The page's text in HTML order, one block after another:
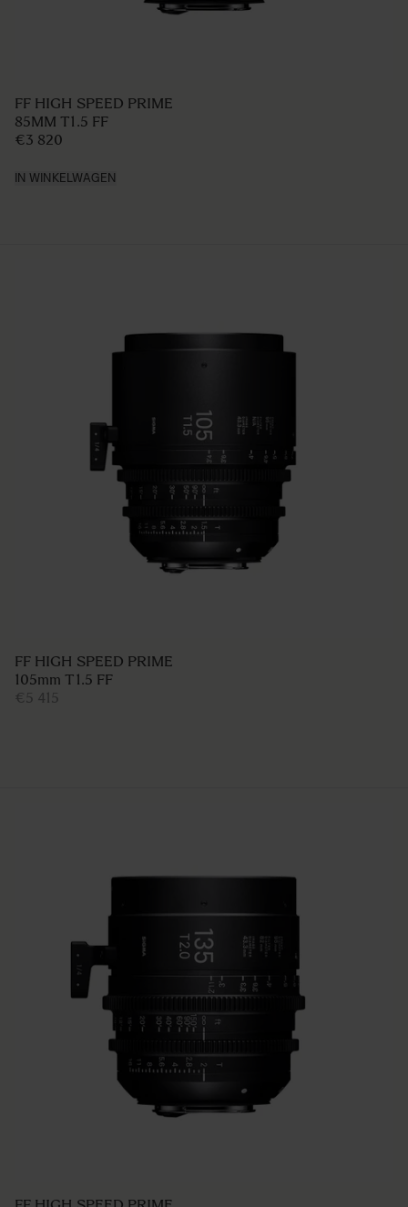
FF HIGH SPEED PRIME
85MM T1.5 FF
€3 820
IN WINKELWAGEN
FF HIGH SPEED PRIME
105mm T1.5 FF
€5 415